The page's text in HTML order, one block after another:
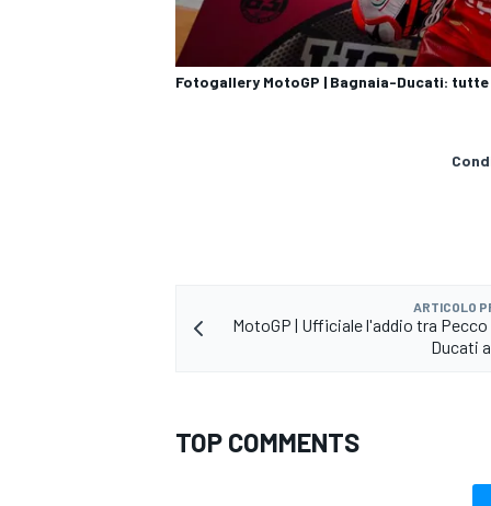
Fotogallery MotoGP | Bagnaia-Ducati:
ARTICOLO
MotoGP | Ufficiale l'addio tra Pecco
Ducati
TOP COMMENTS